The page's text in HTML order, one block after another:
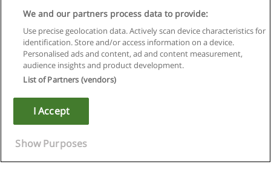
Правила пользования
Конфиденциальность информации
Copyright © Educaedu Business S.L. - CIF : B-95610580: -
We and our partners process data to provide:
Use precise geolocation data. Actively scan device characteristics for
identification. Store and/or access information on a device.
Personalised ads and content, ad and content measurement,
audience insights and product development.
List of Partners (vendors)
I Accept
Show Purposes